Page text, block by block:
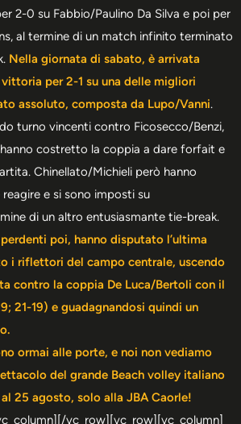
2-0 su Fabbio/Paulino Da Silva e poi per
al termine di un match infinito terminato
Nella giornata di sabato, è arrivata
per 2-1 su una delle migliori
assoluto, composta da Lupo/Vanni.
turno vincenti contro Ficosecco/Benzi,
costretto la coppia a dare forfait e
Chinellato/Michieli però hanno
e si sono imposti su
di un altro entusiasmante tie-break.
poi, hanno disputato l’ultima
i riflettori del campo centrale, uscendo
contro la coppia De Luca/Bertoli con il
21-19) e guadagnandosi quindi un
ormai alle porte, e noi non vediamo
del grande Beach volley italiano
25 agosto, solo alla JBA Caorle!
vc_row][vc_row][vc_column]